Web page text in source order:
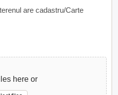
are cadastru/Carte
here or